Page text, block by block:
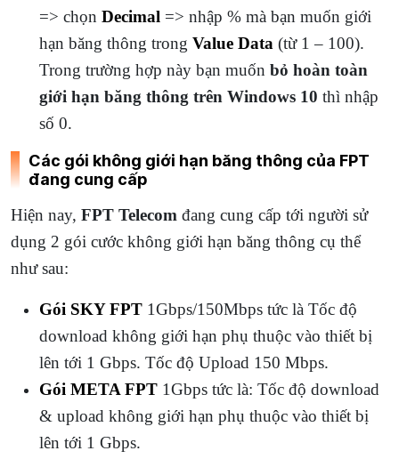
=> chọn Decimal => nhập % mà bạn muốn giới
hạn băng thông trong Value Data (từ 1 – 100).
Trong trường hợp này bạn muốn bỏ hoàn toàn
giới hạn băng thông trên Windows 10 thì nhập
số 0.
Các gói không giới hạn băng thông của FPT
đang cung cấp
Hiện nay, FPT Telecom đang cung cấp tới người sử
dụng 2 gói cước không giới hạn băng thông cụ thể
như sau:
Gói SKY FPT 1Gbps/150Mbps tức là Tốc độ
download không giới hạn phụ thuộc vào thiết bị
lên tới 1 Gbps. Tốc độ Upload 150 Mbps.
Gói META FPT 1Gbps tức là: Tốc độ download
& upload không giới hạn phụ thuộc vào thiết bị
lên tới 1 Gbps.